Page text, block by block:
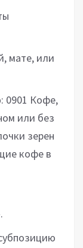
мате, или
0901 Кофе,
или без
зерен
кофе в